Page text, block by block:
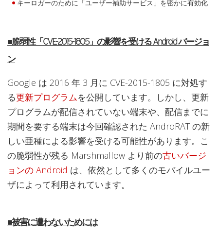
キーロガーのために「ユーザー補助サービス」を密かに有効化
■脆弱性「CVE-2015-1805」の影響を受ける Android バージョ
ン
Google は 2016 年 3 月に CVE-2015-1805 に対処す
る更新プログラムを公開しています。しかし、更新
プログラムが配信されていない端末や、配信までに
期間を要する端末は今回確認された AndroRAT の新
しい亜種による影響を受ける可能性があります。こ
の脆弱性が残る Marshmallow より前の古いバージ
ョンの Android は、依然として多くのモバイルユー
ザによって利用されています。
■被害に遭わないためには